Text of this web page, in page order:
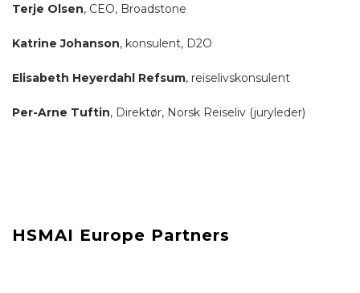
Terje Olsen, CEO, Broadstone
Katrine Johanson, konsulent, D2O
Elisabeth Heyerdahl Refsum, reiselivskonsulent
Per-Arne Tuftin, Direktør, Norsk Reiseliv (juryleder)
HSMAI Europe Partners